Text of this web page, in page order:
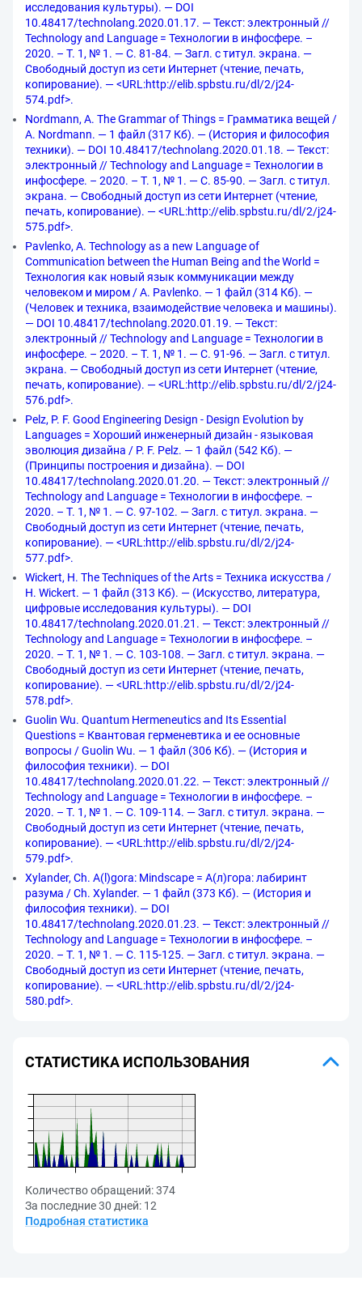
исследования культуры). — DOI
10.48417/technolang.2020.01.17. — Текст: электронный //
Technology and Language = Технологии в инфосфере. –
2020. – Т. 1, № 1. — С. 81-84. — Загл. с титул. экрана. —
Свободный доступ из сети Интернет (чтение, печать,
копирование). — <URL:http://elib.spbstu.ru/dl/2/j24-
574.pdf>.
Nordmann, A. The Grammar of Things = Грамматика вещей /
A. Nordmann. — 1 файл (317 Кб). — (История и философия
техники). — DOI 10.48417/technolang.2020.01.18. — Текст:
электронный // Technology and Language = Технологии в
инфосфере. – 2020. – Т. 1, № 1. — С. 85-90. — Загл. с титул.
экрана. — Свободный доступ из сети Интернет (чтение,
печать, копирование). — <URL:http://elib.spbstu.ru/dl/2/j24-
575.pdf>.
Pavlenko, A. Technology as a new Language of
Communication between the Human Being and the World =
Технология как новый язык коммуникации между
человеком и миром / A. Pavlenko. — 1 файл (314 Кб). —
(Человек и техника, взаимодействие человека и машины).
— DOI 10.48417/technolang.2020.01.19. — Текст:
электронный // Technology and Language = Технологии в
инфосфере. – 2020. – Т. 1, № 1. — С. 91-96. — Загл. с титул.
экрана. — Свободный доступ из сети Интернет (чтение,
печать, копирование). — <URL:http://elib.spbstu.ru/dl/2/j24-
576.pdf>.
Pelz, P. F. Good Engineering Design - Design Evolution by
Languages = Хороший инженерный дизайн - языковая
эволюция дизайна / P. F. Pelz. — 1 файл (542 Кб). —
(Принципы построения и дизайна). — DOI
10.48417/technolang.2020.01.20. — Текст: электронный //
Technology and Language = Технологии в инфосфере. –
2020. – Т. 1, № 1. — С. 97-102. — Загл. с титул. экрана. —
Свободный доступ из сети Интернет (чтение, печать,
копирование). — <URL:http://elib.spbstu.ru/dl/2/j24-
577.pdf>.
Wickert, H. The Techniques of the Arts = Техника искусства /
H. Wickert. — 1 файл (313 Кб). — (Искусство, литература,
цифровые исследования культуры). — DOI
10.48417/technolang.2020.01.21. — Текст: электронный //
Technology and Language = Технологии в инфосфере. –
2020. – Т. 1, № 1. — С. 103-108. — Загл. с титул. экрана. —
Свободный доступ из сети Интернет (чтение, печать,
копирование). — <URL:http://elib.spbstu.ru/dl/2/j24-
578.pdf>.
Guolin Wu. Quantum Hermeneutics and Its Essential
Questions = Квантовая герменевтика и ее основные
вопросы / Guolin Wu. — 1 файл (306 Кб). — (История и
философия техники). — DOI
10.48417/technolang.2020.01.22. — Текст: электронный //
Technology and Language = Технологии в инфосфере. –
2020. – Т. 1, № 1. — С. 109-114. — Загл. с титул. экрана. —
Свободный доступ из сети Интернет (чтение, печать,
копирование). — <URL:http://elib.spbstu.ru/dl/2/j24-
579.pdf>.
Xylander, Ch. A(l)gora: Mindscape = А(л)гора: лабиринт
разума / Ch. Xylander. — 1 файл (373 Кб). — (История и
философия техники). — DOI
10.48417/technolang.2020.01.23. — Текст: электронный //
Technology and Language = Технологии в инфосфере. –
2020. – Т. 1, № 1. — С. 115-125. — Загл. с титул. экрана. —
Свободный доступ из сети Интернет (чтение, печать,
копирование). — <URL:http://elib.spbstu.ru/dl/2/j24-
580.pdf>.
СТАТИСТИКА ИСПОЛЬЗОВАНИЯ
Количество обращений:374
За последние 30 дней: 12
Подробная статистика